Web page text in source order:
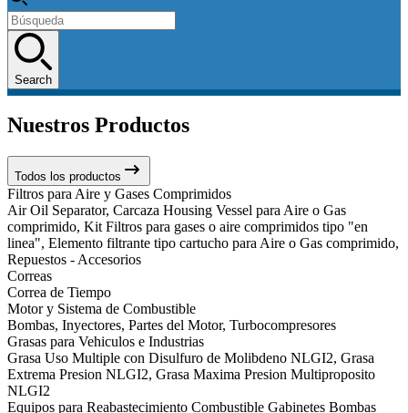
Search
Nuestros Productos
Todos los productos
Filtros para Aire y Gases Comprimidos
Air Oil Separator, Carcaza Housing Vessel para Aire o Gas
comprimido, Kit Filtros para gases o aire comprimidos tipo "en
linea", Elemento filtrante tipo cartucho para Aire o Gas comprimido,
Repuestos - Accesorios
Correas
Correa de Tiempo
Motor y Sistema de Combustible
Bombas, Inyectores, Partes del Motor, Turbocompresores
Grasas para Vehiculos e Industrias
Grasa Uso Multiple con Disulfuro de Molibdeno NLGI2, Grasa
Extrema Presion NLGI2, Grasa Maxima Presion Multiproposito
NLGI2
Equipos para Reabastecimiento Combustible Gabinetes Bombas